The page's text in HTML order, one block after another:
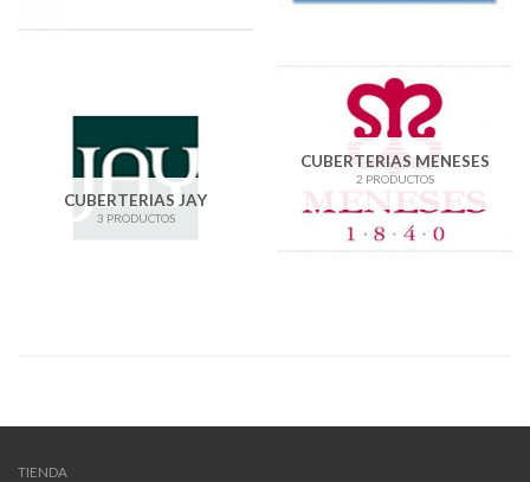
CUBERTERIAS JAY
3 PRODUCTOS
CUBERTERIAS MENESES
2 PRODUCTOS
TIENDA